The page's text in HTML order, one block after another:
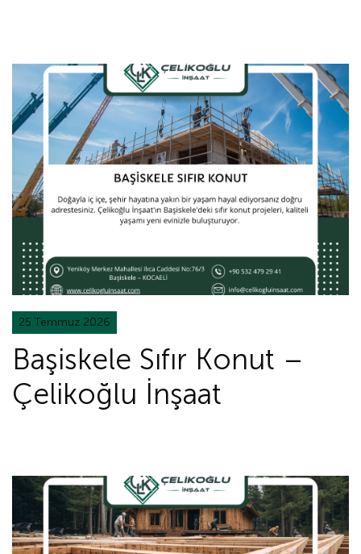
25 Temmuz 2026
Başiskele Sıfır Konut –
Çelikoğlu İnşaat